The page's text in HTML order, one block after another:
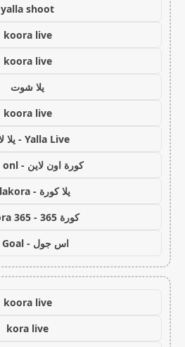
yalla shoot
koora live
koora live
يلا شوت
koora live
Yalla Live - يلا لايف
كورة اون لاين - koora onl
يلا كورة - yallakora
كورة 365 - kooora 365
اس جول - AS Goal
koora live
kora live